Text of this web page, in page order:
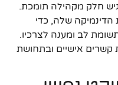
חלק מקהילה תומכת.
שלה, כדי
לב ומענה לצרכיו.
קשרים אישיים ובתחושת